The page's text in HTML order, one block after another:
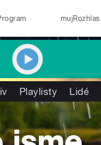
mujRozhlas
Playlisty Lidé